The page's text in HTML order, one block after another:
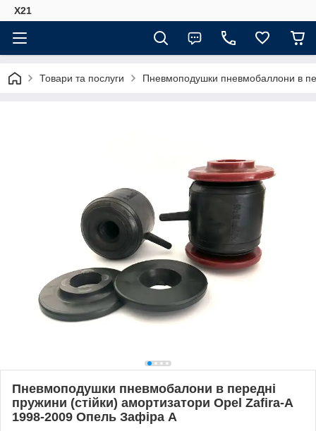
Х21
Товари та послуги Пневмоподушки пневмобаллони в
Пневмоподушки пневмобалони в передні
пружини (стійки) амортизатори Opel Zafira-A
1998-2009 Опель Зафіра А